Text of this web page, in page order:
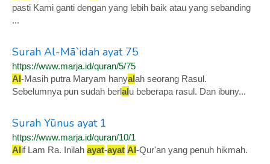
pasti Kami ganti dengan yang lebih baik atau yang sebanding
...
Surah Al-Mā`idah ayat 75
https://www.marja.id/quran/5/75
Al-Masih putra Maryam hanyalah seorang Rasul.
Sebelumnya pun sudah berlalu beberapa rasul. Dan ibuny...
Surah Yūnus ayat 1
https://www.marja.id/quran/10/1
Alif Lam Ra. Inilah ayat-ayat Al-Qur'an yang penuh hikmah.